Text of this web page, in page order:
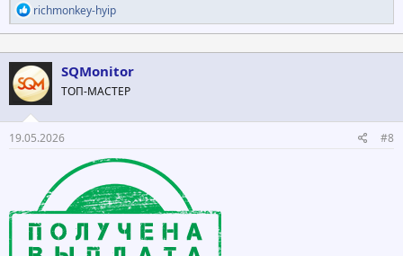
Р
е
а
к
ц
и
и
:
richmonkey-hyip
SQMonitor
ТОП-МАСТЕР
19.05.2026 #8